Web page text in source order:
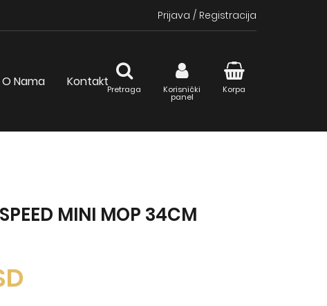
Prijava / Registracija
O Nama Kontakt
Pretraga Korisnički
panel
Korpa
MINI MOP 34CM